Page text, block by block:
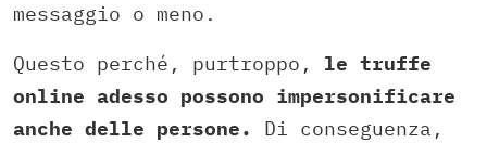
messaggio o meno.
Questo perché, purtroppo, le truffe
online adesso possono impersonificare
anche delle persone.
Di conseguenza,